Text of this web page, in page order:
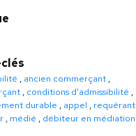
, ancien commerçant ,
, conditions d'admissibilité ,
durable , appel , requérant
, médié , débiteur en médiation